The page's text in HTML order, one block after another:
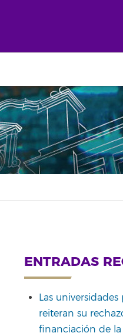
ENTRADAS
Las
reiteran su
financiación de la